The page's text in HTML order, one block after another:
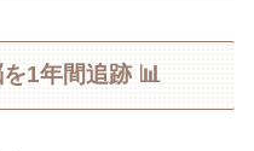
1年間追跡 📊